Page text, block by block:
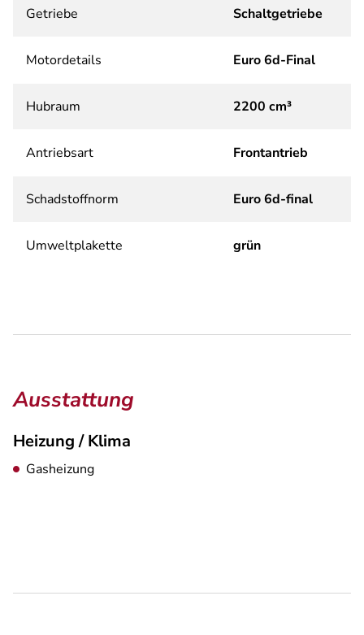
Getriebe Schaltgetriebe
Motordetails Euro 6d-Final
Hubraum 2200 cm³
Antriebsart Frontantrieb
Schadstoffnorm Euro 6d-final
Umweltplakette grün
Ausstattung
Heizung / Klima
Gasheizung